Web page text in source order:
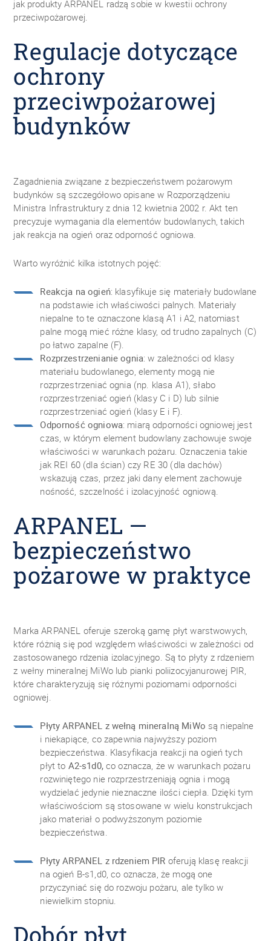
jak produkty ARPANEL radzą sobie w kwestii ochrony
przeciwpożarowej.
Regulacje dotyczące
ochrony
przeciwpożarowej
budynków
Zagadnienia związane z bezpieczeństwem pożarowym
budynków są szczegółowo opisane w Rozporządzeniu
Ministra Infrastruktury z dnia 12 kwietnia 2002 r. Akt ten
precyzuje wymagania dla elementów budowlanych, takich
jak reakcja na ogień oraz odporność ogniowa.
Warto wyróżnić kilka istotnych pojęć:
Reakcja na ogień: klasyfikuje się materiały budowlane
na podstawie ich właściwości palnych. Materiały
niepalne to te oznaczone klasą A1 i A2, natomiast
palne mogą mieć różne klasy, od trudno zapalnych (C)
po łatwo zapalne (F).
Rozprzestrzenianie ognia: w zależności od klasy
materiału budowlanego, elementy mogą nie
rozprzestrzeniać ognia (np. klasa A1), słabo
rozprzestrzeniać ogień (klasy C i D) lub silnie
rozprzestrzeniać ogień (klasy E i F).
Odporność ogniowa: miarą odporności ogniowej jest
czas, w którym element budowlany zachowuje swoje
właściwości w warunkach pożaru. Oznaczenia takie
jak REI 60 (dla ścian) czy RE 30 (dla dachów)
wskazują czas, przez jaki dany element zachowuje
nośność, szczelność i izolacyjność ogniową.
ARPANEL —
bezpieczeństwo
pożarowe w praktyce
Marka ARPANEL oferuje szeroką gamę płyt warstwowych,
które różnią się pod względem właściwości w zależności od
zastosowanego rdzenia izolacyjnego. Są to płyty z rdzeniem
z wełny mineralnej MiWo lub pianki poliizocyjanurowej PIR,
które charakteryzują się różnymi poziomami odporności
ogniowej.
Płyty ARPANEL z wełną mineralną MiWo są niepalne
i niekapiące, co zapewnia najwyższy poziom
bezpieczeństwa. Klasyfikacja reakcji na ogień tych
płyt to A2-s1d0, co oznacza, że w warunkach pożaru
rozwiniętego nie rozprzestrzeniają ognia i mogą
wydzielać jedynie nieznaczne ilości ciepła. Dzięki tym
właściwościom są stosowane w wielu konstrukcjach
jako materiał o podwyższonym poziomie
bezpieczeństwa.
Płyty ARPANEL z rdzeniem PIR oferują klasę reakcji
na ogień B-s1,d0, co oznacza, że mogą one
przyczyniać się do rozwoju pożaru, ale tylko w
niewielkim stopniu.
Dobór płyt